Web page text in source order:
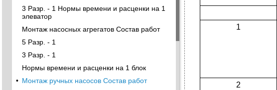
3 Разр. - 1 Нормы времени и расценки на 1
элеватор
Монтаж насосных агрегатов Состав работ
5 Разр. - 1
3 Разр. - 1
Нормы времени и расценки на 1 блок
• Монтаж ручных насосов Состав работ
1
2